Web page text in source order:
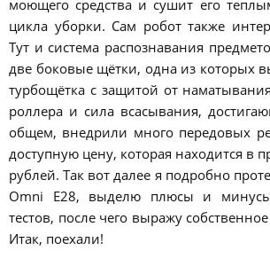
моющего средства и сушит его
цикла уборки. Сам робот также
Тут и система распознавания
две боковые щётки, одна из которых
турбощётка с защитой от
роллера и сила всасывания,
общем, внедрили много передовых
доступную цену, которая находится в
рублей. Так вот далее я подробно
Omni E28, выделю плюсы и минусы
тестов, после чего выражу
Итак, поехали!